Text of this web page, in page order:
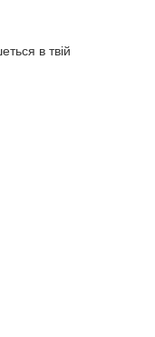
в твій